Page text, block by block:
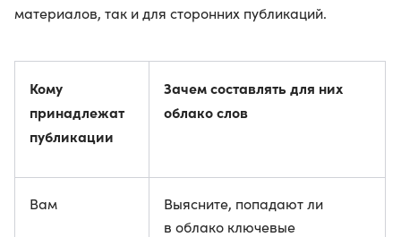
материалов, так и для сторонних публикаций.
Кому
принадлежат
публикации
Зачем составлять для них
облако слов
Вам
Выясните, попадают ли
в облако ключевые